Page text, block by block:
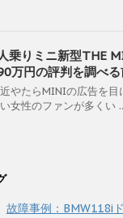
乗りミニ新型THE
万円の評判を調べ
やたらMINIの広告を目
女性のファンが多くい
故障事例：BMW118i